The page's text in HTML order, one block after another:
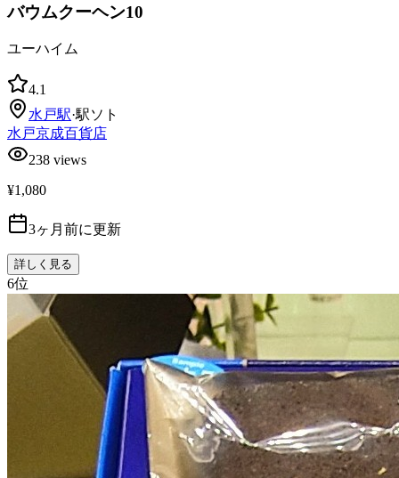
バウムクーヘン10
ユーハイム
4.1
水戸駅·駅ソト
水戸京成百貨店
238 views
¥1,080
3ヶ月前に更新
詳しく見る
6位